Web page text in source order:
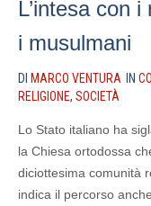
L’intesa con
i musulmani
DI MARCO VENTURA IN
RELIGIONE, SOCIETÀ
Lo Stato italiano ha
la Chiesa ortodossa
diciottesima comunità
indica il percorso